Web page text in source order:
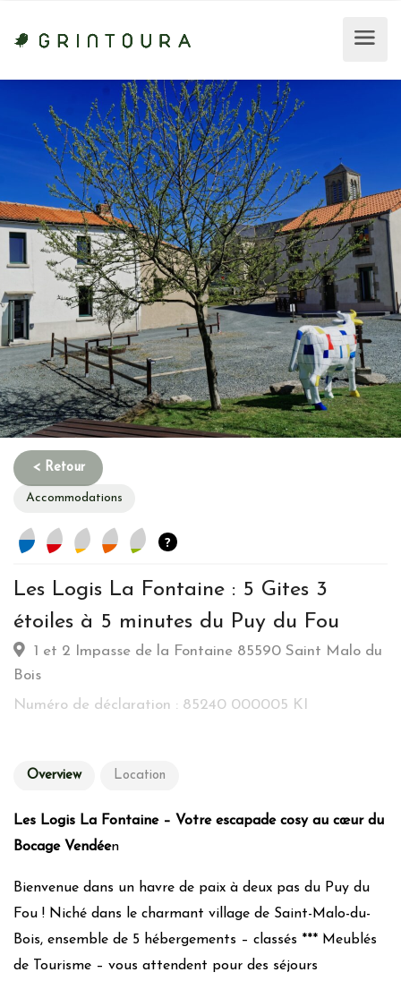
Accommodations
?
Habitation
Type d’hebergement :Traditionnelle: Colombages - Pierre
de taille - Toit de chaume
Commune :Village
Energy
Effet de masse
Matériaux de construction locaux
Utilisation de lampes à économie d’énergie/led
Daily management
Les Logis La Fontaine : 5 Gites 3
étoiles à 5 minutes du Puy du Fou
1 et 2 Impasse de la Fontaine 85590 Saint Malo du
Bois
Numéro de déclaration : 85240 000005 KI
Overview Location
Les Logis La Fontaine – Votre escapade cosy au cœur du
Bocage Vendéen
Bienvenue dans un havre de paix à deux pas du Puy du
Fou ! Niché dans le charmant village de Saint-Malo-du-
Bois, ensemble de 5 hébergements – classés *** Meublés
de Tourisme – vous attendent pour des séjours